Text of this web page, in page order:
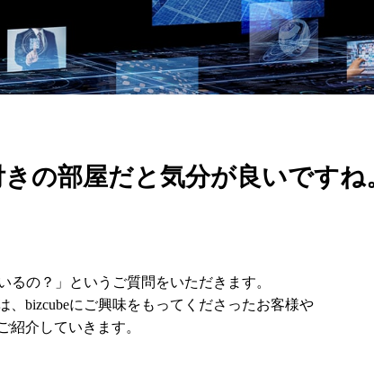
きの部屋だと気分が良いですね
るの？」というご質問をいただきます。
、bizcubeにご興味をもってくださったお客様や
紹介していきます。